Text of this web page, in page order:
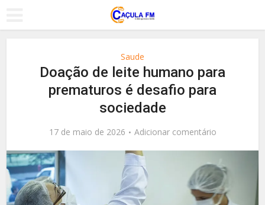
Saude
Doação de leite humano para
prematuros é desafio para
sociedade
17 de maio de 2026 Adicionar comentário